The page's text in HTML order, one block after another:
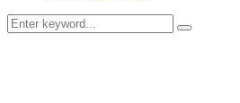
Search
for:
Search